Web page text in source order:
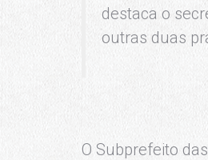
destaca o
outras duas
O Subprefeito